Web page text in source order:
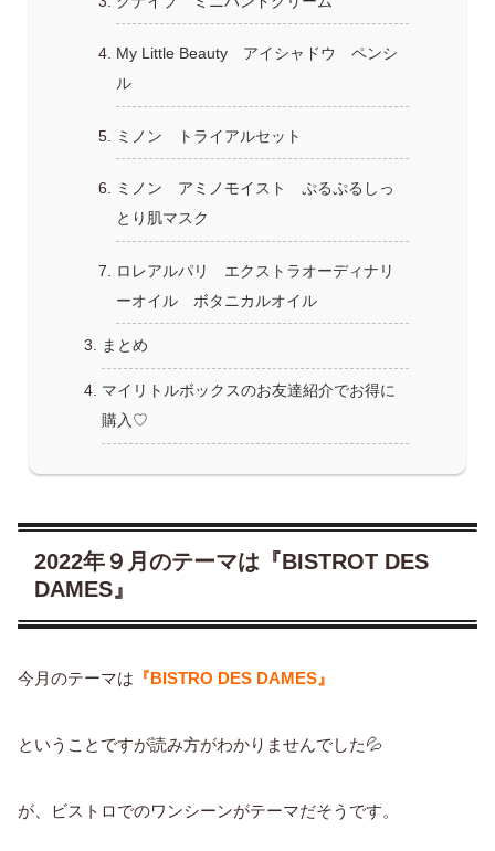
My Little Beauty アイシャドウ ペンシ
ル
ミノン トライアルセット
ミノン アミノモイスト ぷるぷるしっ
とり肌マスク
ロレアルパリ エクストラオーディナリ
ーオイル ボタニカルオイル
まとめ
マイリトルボックスのお友達紹介でお得に
購入♡
2022年９月のテーマは『BISTROT DES
DAMES』
今月のテーマは 『BISTRO DES DAMES』
ということですが読み方がわかりませんでした💦
が、ビストロでのワンシーンがテーマだそうです。